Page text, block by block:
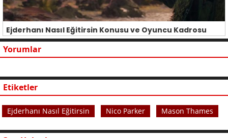
Ejderhanı Nasıl Eğitirsin Konusu ve Oyuncu Kadrosu
Yorumlar
Etiketler
Ejderhanı Nasıl Eğitirsin Nico Parker Mason Thames